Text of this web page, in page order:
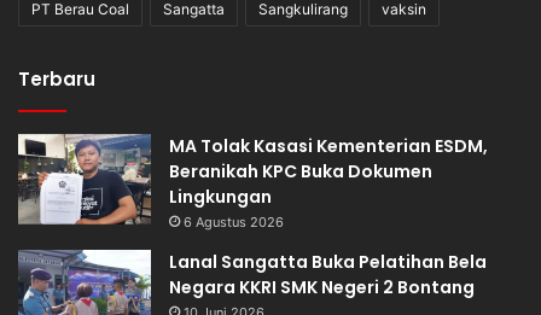
PT Berau Coal Sangatta Sangkulirang vaksin
Terbaru
MA Tolak Kasasi Kementerian ESDM,
Beranikah KPC Buka Dokumen
Lingkungan
6 Agustus 2026
Lanal Sangatta Buka Pelatihan Bela
Negara KKRI SMK Negeri 2 Bontang